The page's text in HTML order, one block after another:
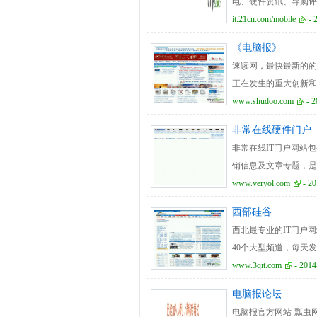
风格，致力打造中国
it.21cn.com/mobile -
《电脑报》
速读网，最快最新的
正在发生的重大创新
www.shudoo.com
-
非常在线硬件门户
非常在线IT门户网站
销信息及文章专题，
www.veryol.com
-
西部硅谷
西北最专业的IT门户
40个大型频道，每天
案的提供场所
www.3qit.com -
电脑报论坛
电脑报官方网站-瓢虫